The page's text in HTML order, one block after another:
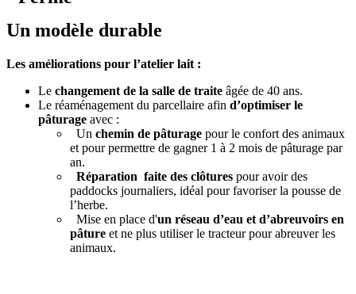
Un modèle durable
Les améliorations pour l’atelier lait :
Le changement de la salle de traite âgée de 40 ans.
Le réaménagement du parcellaire afin d’optimiser le
pâturage avec :
Un chemin de pâturage pour le confort des animaux
et pour permettre de gagner 1 à 2 mois de pâturage par
an.
Réparation faite des clôtures pour avoir des
paddocks journaliers, idéal pour favoriser la pousse de
l’herbe.
Mise en place d'un réseau d’eau et d’abreuvoirs en
pâture et ne plus utiliser le tracteur pour abreuver les
animaux.